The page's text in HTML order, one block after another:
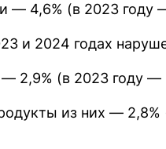
— 4,6% (в 2023 году
и 2024 годах
2,9% (в 2023 году
из них —